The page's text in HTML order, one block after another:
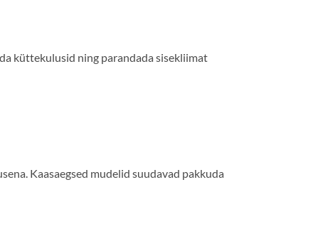
küttekulusid ning parandada sisekliimat
Kaasaegsed mudelid suudavad pakkuda